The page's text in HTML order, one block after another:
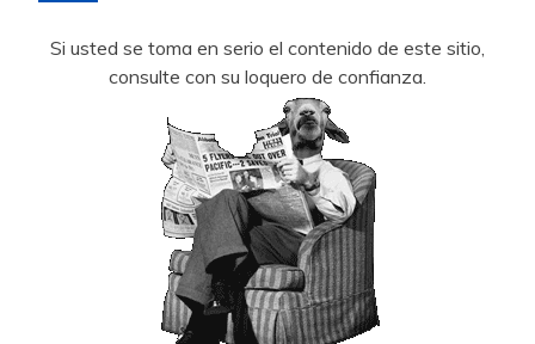
Si usted se toma en serio el contenido de este sitio,
consulte con su loquero de confianza.